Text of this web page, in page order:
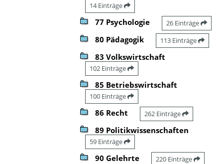
14 Einträge
77 Psychologie 26 Einträge
80 Pädagogik 113 Einträge
83 Volkswirtschaft
102 Einträge
85 Betriebswirtschaft
100 Einträge
86 Recht 262 Einträge
89 Politikwissenschaften
59 Einträge
90 Gelehrte 220 Einträge